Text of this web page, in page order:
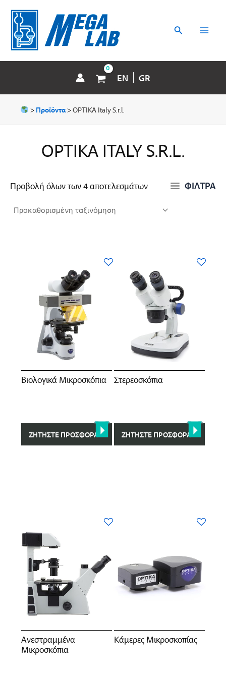
περιεχόμενο
Αναζήτηση
EN GR
> Προϊόντα>OPTIKA Italy S.r.l.
OPTIKA ITALY S.R.L.
Προβολή όλων των 4 αποτελεσμάτων ΦΙΛΤΡΑ
Βιολογικά Μικροσκόπια
ΖΗΤΉΣΤΕ ΠΡΟΣΦΟΡΆ
Στερεοσκόπια
ΖΗΤΉΣΤΕ ΠΡΟΣΦΟΡΆ
Aνεστραμμένα
Mικροσκόπια
Κάμερες Μικροσκοπίας